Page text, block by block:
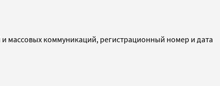
массовых коммуникаций, регистрационный номер и дата